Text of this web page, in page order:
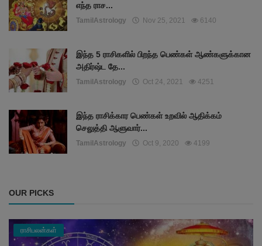
எந்த ராச...
TamilAstrology Nov 25, 2021 6140
இந்த 5 ராசிகளில் பிறந்த பெண்கள் ஆண்களுக்கான
அதிர்ஷ்ட தே...
TamilAstrology Oct 24, 2021 4251
இந்த ராசிக்கார பெண்கள் உறவில் ஆதிக்கம்
செலுத்தி ஆளுவார்...
TamilAstrology Oct 9, 2020 4199
OUR PICKS
ராசிபலன்கள்